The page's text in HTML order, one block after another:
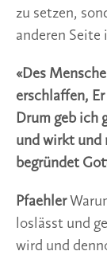
zu setzen,
anderen Seite
«Des
erschlaffen,
Drum geb ich
und wirkt und
begründet
Pfaehler
loslässt und
wird und